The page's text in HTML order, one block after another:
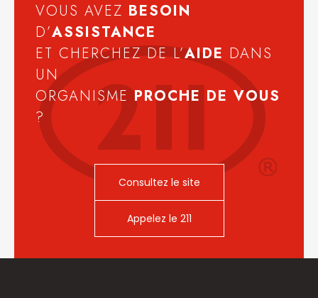
VOUS AVEZ BESOIN
D’ASSISTANCE
ET CHERCHEZ DE L’AIDE DANS
UN
ORGANISMEPROCHE DE VOUS
?
Consultez le site
Appelez le 211